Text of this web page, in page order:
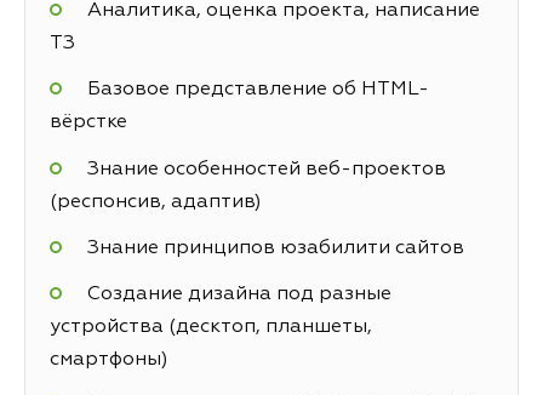
Аналитика, оценка проекта, написание
ТЗ
Базовое представление об HTML-
вёрстке
Знание особенностей веб-проектов
(респонсив, адаптив)
Знание принципов юзабилити сайтов
Создание дизайна под разные
устройства (десктоп, планшеты,
смартфоны)